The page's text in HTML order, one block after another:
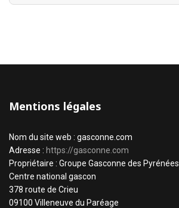
Mentions légales
Nom du site web : gasconne.com
Adresse : https://gasconne.com
Propriétaire : Groupe Gasconne des Pyrénées
Centre national gascon
378 route de Crieu
09100 Villeneuve du Paréage